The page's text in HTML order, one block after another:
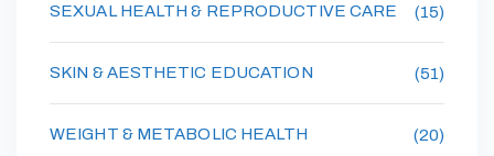
SEXUAL HEALTH & REPRODUCTIVE CARE (15)
SKIN & AESTHETIC EDUCATION (51)
WEIGHT & METABOLIC HEALTH (20)